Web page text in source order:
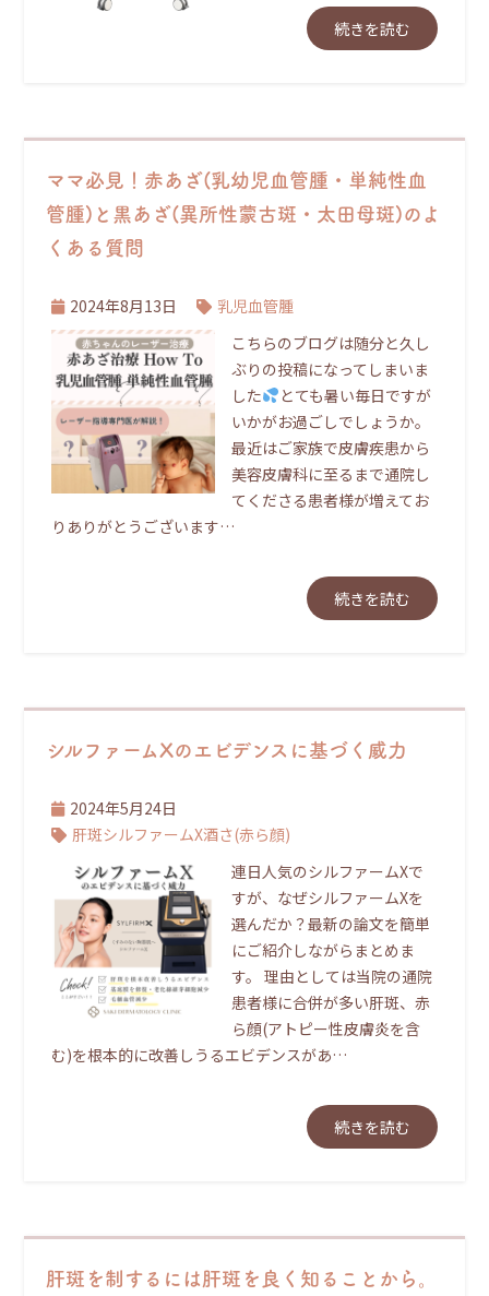
続きを読む
ママ必見！赤あざ(乳幼児血管腫・単純性血
管腫)と黒あざ(異所性蒙古斑・太田母斑)のよ
くある質問
2024年8月13日
乳児血管腫
こちらのブログは随分と久し
ぶりの投稿になってしまいま
した
とても暑い毎日ですが
いかがお過ごしでしょうか。
最近はご家族で皮膚疾患から
美容皮膚科に至るまで通院し
てくださる患者様が増えてお
りありがとうございます…
続きを読む
シルファームXのエビデンスに基づく威力
2024年5月24日
肝斑シルファームX酒さ(赤ら顔)
連日人気のシルファームXで
すが、なぜシルファームXを
選んだか？最新の論文を簡単
にご紹介しながらまとめま
す。 理由としては当院の通院
患者様に合併が多い肝斑、赤
ら顔(アトピー性皮膚炎を含
む)を根本的に改善しうるエビデンスがあ…
続きを読む
肝斑を制するには肝斑を良く知ることから。